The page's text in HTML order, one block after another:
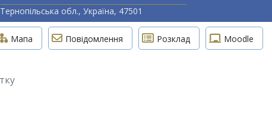
обл., Україна, 47501
Мапа Повідомлення Розклад Moodle